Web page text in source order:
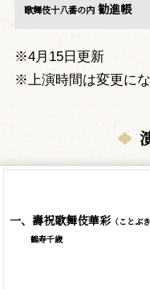
歌舞伎十八番の内勧進帳
※4月15日更新
※上演時間は変更に
一、壽祝歌舞伎華彩（ことぶ
鶴寿千歳